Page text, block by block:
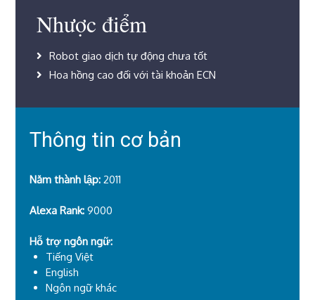
Nhược điểm
Robot giao dịch tự động chưa tốt
Hoa hồng cao đối với tài khoản ECN
Thông tin cơ bản
Năm thành lập: 2011
Alexa Rank: 9000
Hỗ trợ ngôn ngữ:
Tiếng Việt
English
Ngôn ngữ khác